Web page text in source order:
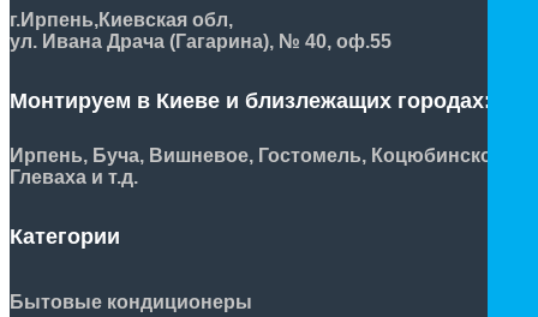
г.Ирпень,Киевская обл,
ул. Ивана Драча (Гагарина), № 40, оф.55
Монтируем в Киеве и близлежащих городах:
Ирпень, Буча, Вишневое, Гостомель, Коцюбинское,
Глеваха и т.д.
Категории
Бытовые кондиционеры